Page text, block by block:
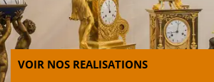
VOIR NOS REALISATIONS